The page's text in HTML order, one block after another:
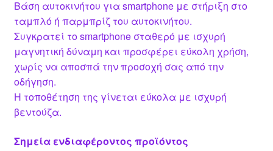
Βάση αυτοκινήτου για smartphone με στήριξη στο
ταμπλό ή παρμπρίζ του αυτοκινήτου.
Συγκρατεί το smartphone σταθερό με ισχυρή
μαγνητική δύναμη και προσφέρει εύκολη χρήση,
χωρίς να αποσπά την προσοχή σας από την
οδήγηση.
Η τοποθέτηση της γίνεται εύκολα με ισχυρή
βεντούζα.
Σημεία ενδιαφέροντος προϊόντος